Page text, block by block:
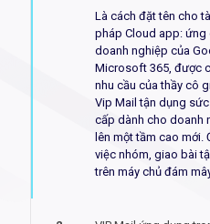
Là cách đặt tên cho
pháp Cloud app: ứng
doanh nghiệp của
Microsoft 365, được
nhu cầu của thầy cô
Vip Mail tận dụng
cấp dành cho doanh
lên một tầm cao mới.
việc nhóm, giao bài
trên máy chủ đám